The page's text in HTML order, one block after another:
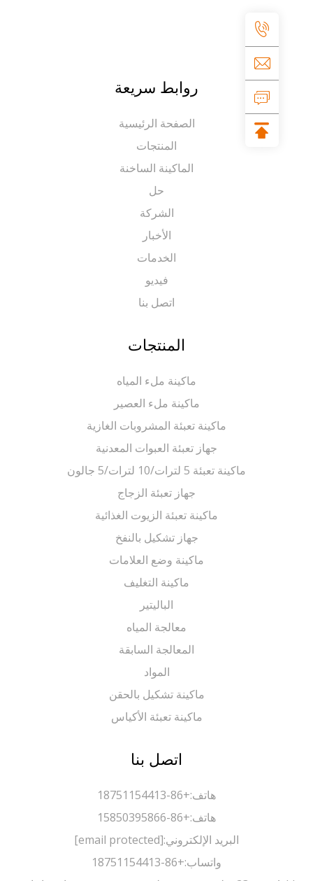
روابط سريعة
الصفحة الرئيسية
المنتجات
الماكينة الساخنة
الشركة
الخدمات
اتصل بنا
المنتجات
ماكينة ملء المياه
ماكينة ملء العصير
ماكينة تعبئة المشروبات الغازية
جهاز تعبئة العبوات المعدنية
ماكينة تعبئة 5 لترات/10 لترات/5 جالون
جهاز تعبئة الزجاج
ماكينة تعبئة الزيوت الغذائية
جهاز تشكيل بالنفخ
ماكينة وضع العلامات
ماكينة التغليف
الباليتير
معالجة المياه
المعالجة السابقة
ماكينة تشكيل بالحقن
ماكينة تعبئة الأكياس
اتصل بنا
+86-18751154413
+86-15850395866
البريد الإلكتروني:[email protected]
واتساب:+86-18751154413